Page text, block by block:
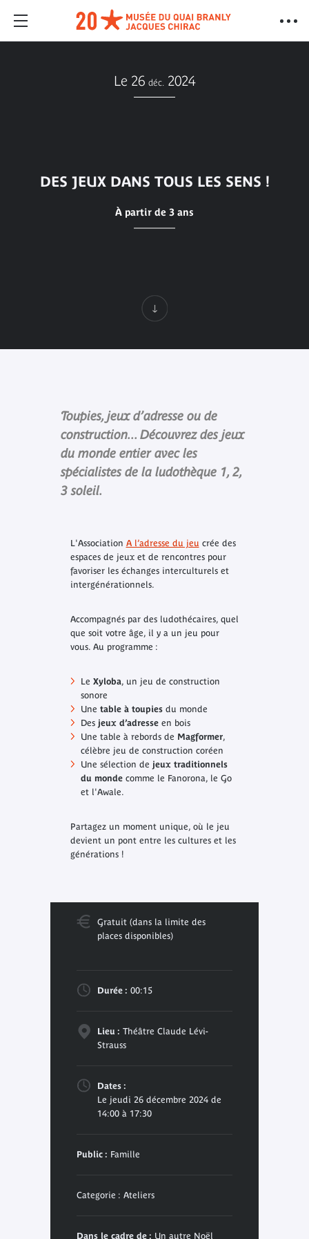
Le 26 déc. 2024
DES JEUX DANS TOUS LES SENS !
À partir de 3 ans
Toupies, jeux d’adresse ou de
construction... Découvrez des jeux
du monde entier avec les
spécialistes de la ludothèque 1, 2,
3 soleil.
L'Association A l’adresse du jeu crée des
espaces de jeux et de rencontres pour
favoriser les échanges interculturels et
intergénérationnels.
Accompagnés par des ludothécaires, quel
que soit votre âge, il y a un jeu pour
vous. Au programme :
Le Xyloba, un jeu de construction
sonore
Une table à toupies du monde
Desjeux d’adresseen bois
Une table à rebords de Magformer,
célèbre jeu de construction coréen
Une sélection de jeux traditionnels
du mondecomme le Fanorona, le Go
et l'Awale.
Partagez un moment unique, où le jeu
devient un pont entre les cultures et les
générations !
Gratuit (dans la limite des
places disponibles)
Durée : 00:15
Lieu : Théâtre Claude Lévi-
Strauss
Dates :
Le jeudi 26 décembre 2024 de
14:00 à 17:30
Public : Famille
Categorie : Ateliers
Dans le cadre de : Un autre Noël